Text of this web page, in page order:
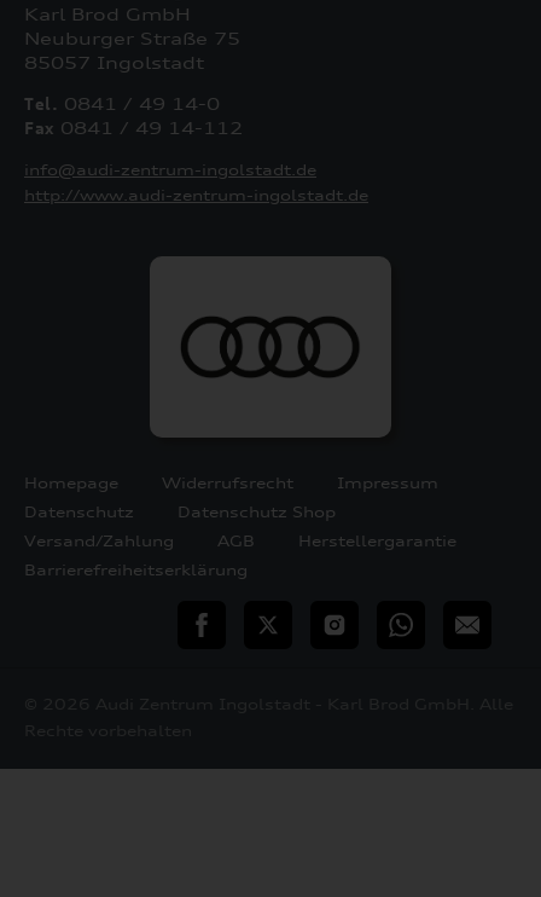
Karl Brod GmbH
Neuburger Straße 75
85057 Ingolstadt
Tel. 0841 / 49 14-0
Fax 0841 / 49 14-112
info@audi-zentrum-ingolstadt.de
http://www.audi-zentrum-ingolstadt.de
Homepage Widerrufsrecht
Impressum
Datenschutz
Datenschutz Shop
Versand/Zahlung
AGB
Herstellergarantie
Barrierefreiheitserklärung
teilen Twitter InstagramWhatsApp
E-